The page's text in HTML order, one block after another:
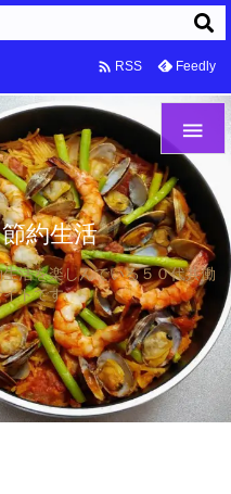
約生活
活を楽しんでいる５０代共働
トです

 RSS Feedly